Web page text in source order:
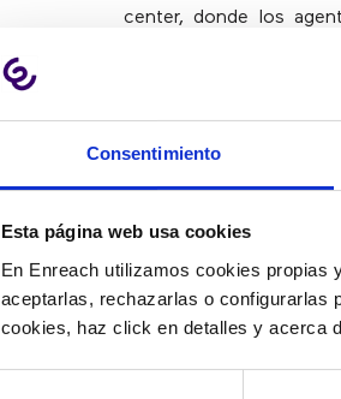
Consentimiento
Esta página web usa cookies
En Enreach utilizamos cookies propias
aceptarlas, rechazarlas o configurarlas
cookies, haz click en detalles y acerca
center, donde los
6) Entrevistar
Un contact center de
competentes, un